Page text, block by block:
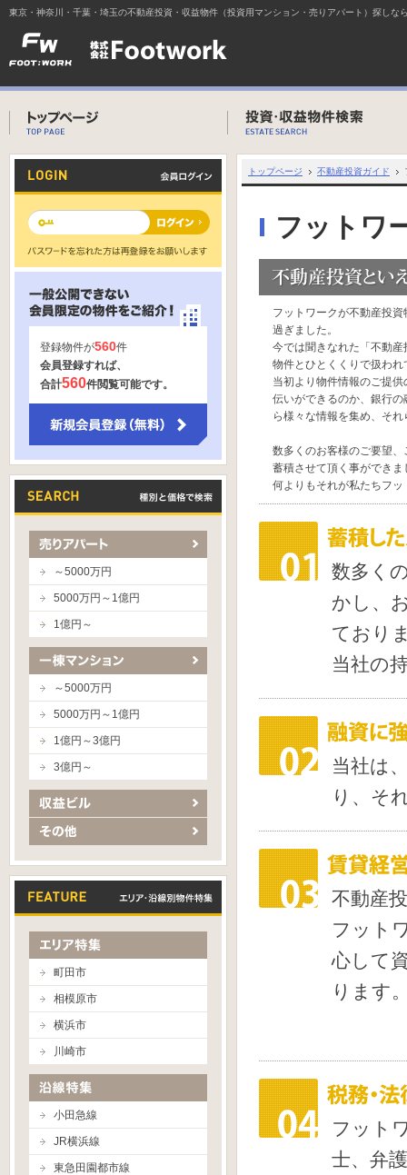
東京・神奈川・千葉・埼玉の不動産投資・収益物件（投資用マンション・売りアパート）探しな
トップページ 不動産投資ガイド
フットワ
フットワークが不動産投
過ぎました。
今では聞きなれた「不動
物件とひとくくりで扱われ
当初より物件情報のご提
伝いができるのか、銀行
ら様々な情報を集め、そ
数多くのお客様のご要望
蓄積させて頂く事ができま
何よりもそれが私たちフ
数多く
かし、
ており
当社の
当社は
り、そ
不動産
フット
心して
ります
フット
士、弁
登録物件が560件
会員登録すれば、
合計560件閲覧可能です。
～5000万円
5000万円～1億円
1億円～
～5000万円
5000万円～1億円
1億円～3億円
3億円～
町田市
相模原市
横浜市
川崎市
小田急線
JR横浜線
東急田園都市線